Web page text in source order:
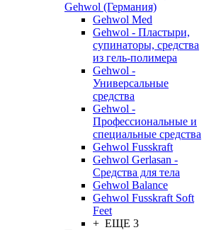
Gehwol (Германия)
Gehwol Med
Gehwol - Пластыри,
супинаторы, средства
из гель-полимера
Gehwol -
Универсальные
средства
Gehwol -
Профессиональные и
специальные средства
Gehwol Fusskraft
Gehwol Gerlasan -
Средства для тела
Gehwol Balance
Gehwol Fusskraft Soft
Feet
+ ЕЩЕ 3